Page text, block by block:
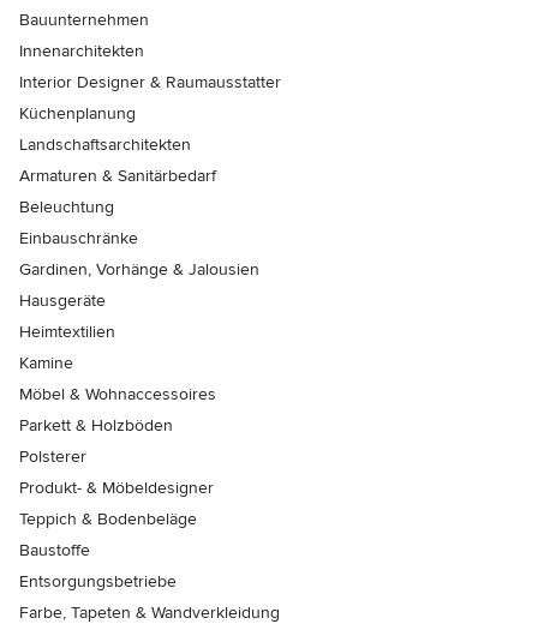
Bauunternehmen
Innenarchitekten
Interior Designer & Raumausstatter
Küchenplanung
Landschaftsarchitekten
Armaturen & Sanitärbedarf
Beleuchtung
Einbauschränke
Gardinen, Vorhänge & Jalousien
Hausgeräte
Heimtextilien
Kamine
Möbel & Wohnaccessoires
Parkett & Holzböden
Polsterer
Produkt- & Möbeldesigner
Teppich & Bodenbeläge
Baustoffe
Entsorgungsbetriebe
Farbe, Tapeten & Wandverkleidung